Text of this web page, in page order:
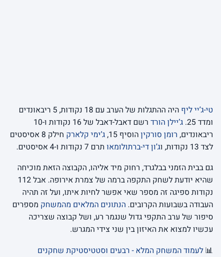
טי-ג’יי ליף
היה ההתגלות של הערב עם 18 נקודות, 5 ריבאונדים
ומדד 25.
ג’יילן הורד
רשם דאבל-דאבל של 16 נקודות ו-10
ריבאונדים, רומן סורקיןהוסיף 15, ג’ימי קלארק
חילק 8 אסיסטים
לצד 13 נקודות, ו
ג’ון די-ברתולומאו תרם 7 נקודות ו-4 אסיסטים.
גם בבית הזמני בבלגרד, רחוק מיד אליהו, הקבוצה הזאת מוכיחה
שהיא יודעת לשחק התקפה ברמה של צמרת אירופה. אבל 112
נקודות ספיגה זה מספר שאי אפשר לחיות איתו, ועל זה תהיה
העבודה בשבועות הקרובים. הנתונים המלאים מהמשחק מספרים
סיפור של ערב התקפי גדול שנגמר רע, ושל קבוצה שצריכה
עכשיו למצוא את האיזון בין שני צידי המגרש.
📊 לעמוד המשחק המלא - רבעים וסטטיסטיקת שחקנים